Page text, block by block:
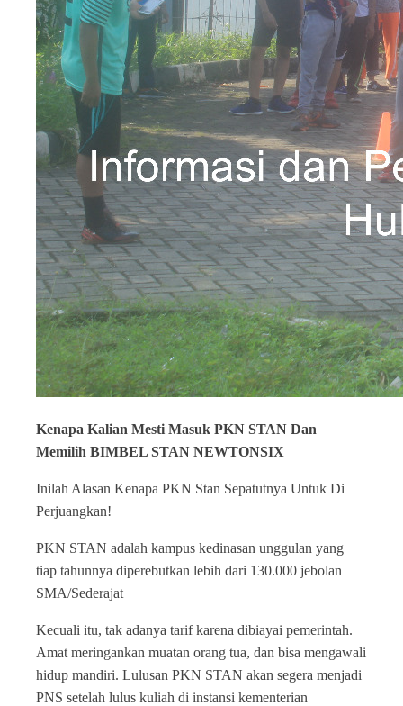
Kenapa Kalian Mesti Masuk PKN STAN Dan
Memilih BIMBEL STAN NEWTONSIX
Inilah Alasan Kenapa PKN Stan Sepatutnya Untuk Di
Perjuangkan!
PKN STAN adalah kampus kedinasan unggulan yang
tiap tahunnya diperebutkan lebih dari 130.000 jebolan
SMA/Sederajat
Kecuali itu, tak adanya tarif karena dibiayai pemerintah.
Amat meringankan muatan orang tua, dan bisa mengawali
hidup mandiri. Lulusan PKN STAN akan segera menjadi
PNS setelah lulus kuliah di instansi kementerian